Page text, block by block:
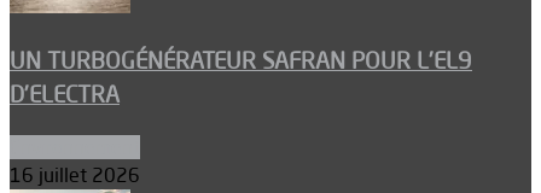
UN TURBOGÉNÉRATEUR SAFRAN POUR L’EL9
D’ELECTRA
16 juillet 2026